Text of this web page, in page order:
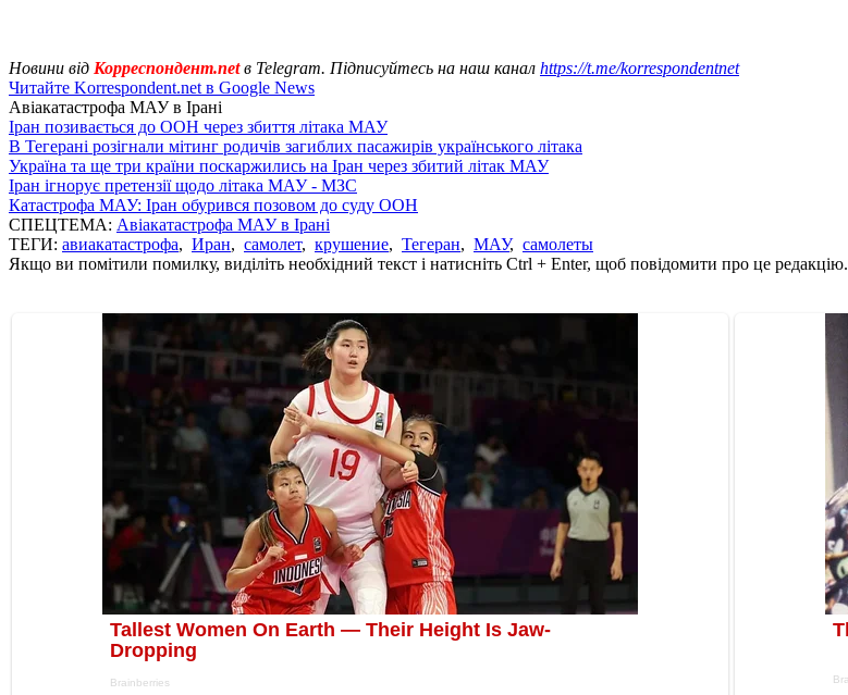
Новини від Корреспондент.netв Telegram. Підписуйтесь на наш канал https://t.me/korrespondentnet
Читайте Korrespondent.net в Google News
Авіакатастрофа МАУ в Ірані
Іран позивається до ООН через збиття літака МАУ
В Тегерані розігнали мітинг родичів загиблих пасажирів українського літака
Україна та ще три країни поскаржились на Іран через збитий літак МАУ
Іран ігнорує претензії щодо літака МАУ - МЗС
Катастрофа МАУ: Іран обурився позовом до суду ООН
СПЕЦТЕМА: Авіакатастрофа МАУ в Ірані
ТЕГИ: авиакатастрофа, Иран, самолет, крушение, Тегеран, МАУ, самолеты
Якщо ви помітили помилку, виділіть необхідний текст і натисніть Ctrl + Enter, щоб повідомити про це редакцію.